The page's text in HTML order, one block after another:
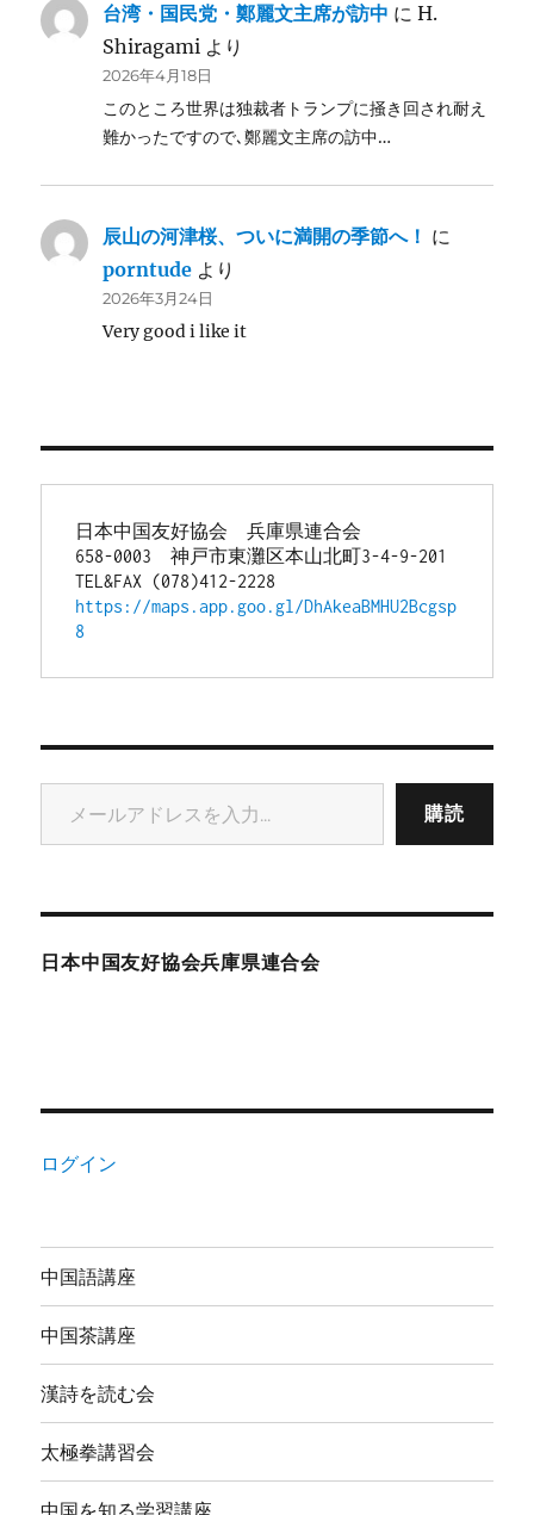
台湾・国民党・鄭麗文主席が訪中 にH.
Shiragami より
2026年4月18日
このところ世界は独裁者トランプに掻き回され耐え
難かったですので､鄭麗文主席の訪中…
辰山の河津桜、ついに満開の季節へ！ に
porntude より
2026年3月24日
Very good i like it
日本中国友好協会　兵庫県連合会
658-0003　神戸市東灘区本山北町3-4-9-201
TEL&FAX (078)412-2228
https://maps.app.goo.gl/DhAkeaBMHU2Bcgsp
8
メールアドレスを入力...
購読
日本中国友好協会兵庫県連合会
ログイン
中国語講座
中国茶講座
漢詩を読む会
太極拳講習会
中国を知る学習講座